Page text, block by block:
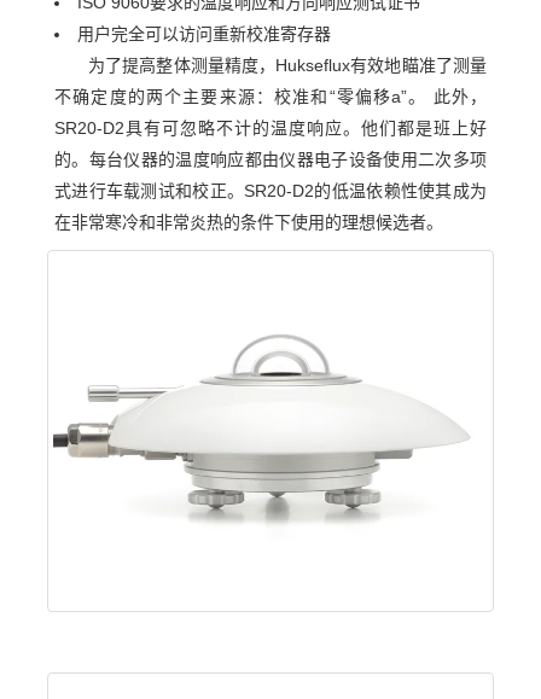
用户完全可以访问重新校准寄存器
为了提高整体测量精度，Hukseflux有效地瞄准了测量
不确定度的两个主要来源：校准和“零偏移a”。 此外，
SR20-D2具有可忽略不计的温度响应。他们都是班上好
的。每台仪器的温度响应都由仪器电子设备使用二次多项
式进行车载测试和校正。SR20-D2的低温依赖性使其成为
在非常寒冷和非常炎热的条件下使用的理想候选者。